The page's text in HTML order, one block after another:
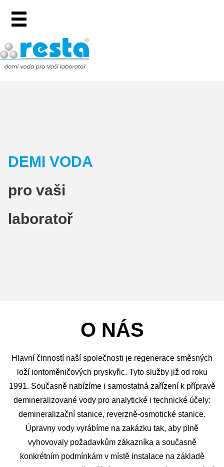
DEMI VODA
pro vaši
laboratoř
O NÁS
Hlavní činností naší společnosti je regenerace směsných
loží iontoměničových pryskyřic. Tyto služby již od roku
1991. Současně nabízíme i samostatná zařízení k přípravě
demineralizované vody pro analytické i technické účely:
demineralizační stanice, reverzně-osmotické stanice.
Úpravny vody vyrábíme na zakázku tak, aby plně
vyhovovaly požadavkům zákazníka a současně
konkrétním podmínkám v místě instalace na základě